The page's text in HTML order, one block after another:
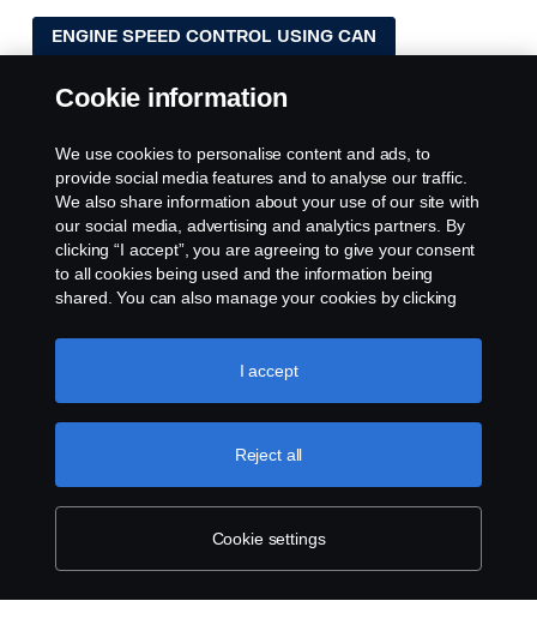
ENGINE SPEED CONTROL USING CAN
FIFTH WHEEL ADJUSTMENT
PTO EM5P1 basic template
PTO EM5P1 Tipper
Cookie information
We use cookies to personalise content and ads, to
provide social media features and to analyse our traffic.
We also share information about your use of our site with
our social media, advertising and analytics partners. By
clicking “I accept”, you are agreeing to give your consent
to all cookies being used and the information being
shared. You can also manage your cookies by clicking
like to accept. For a more detailed explanation of how we
use cookies, please visit our cookies section, which you
Cookie settings
Reject all
I accept